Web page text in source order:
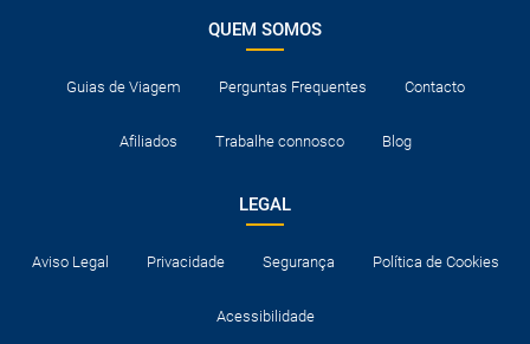
QUEM SOMOS
Guias de Viagem Perguntas Frequentes Contacto
Afiliados Trabalhe connosco Blog
LEGAL
Aviso Legal Privacidade Segurança Política de Cookies
Acessibilidade